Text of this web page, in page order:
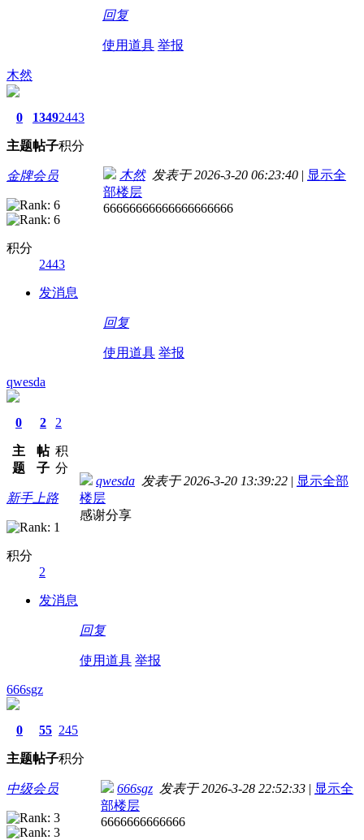
回复
使用道具 举报
木然
0
主题
1349
帖子
2443
积分
金牌会员
积分
2443
发消息
木然发表于 2026-3-20 06:23:40 | 显示全
部楼层
66666666666666666666
回复
使用道具 举报
qwesda
0
主
题
2
帖
子
2
积
分
新手上路
积分
2
发消息
qwesda 发表于 2026-3-20 13:39:22 | 显示全部
楼层
感谢分享
回复
使用道具 举报
666sgz
0
主题
55
帖子
245
积分
中级会员 666sgz 发表于 2026-3-28 22:52:33 | 显示全
部楼层
6666666666666